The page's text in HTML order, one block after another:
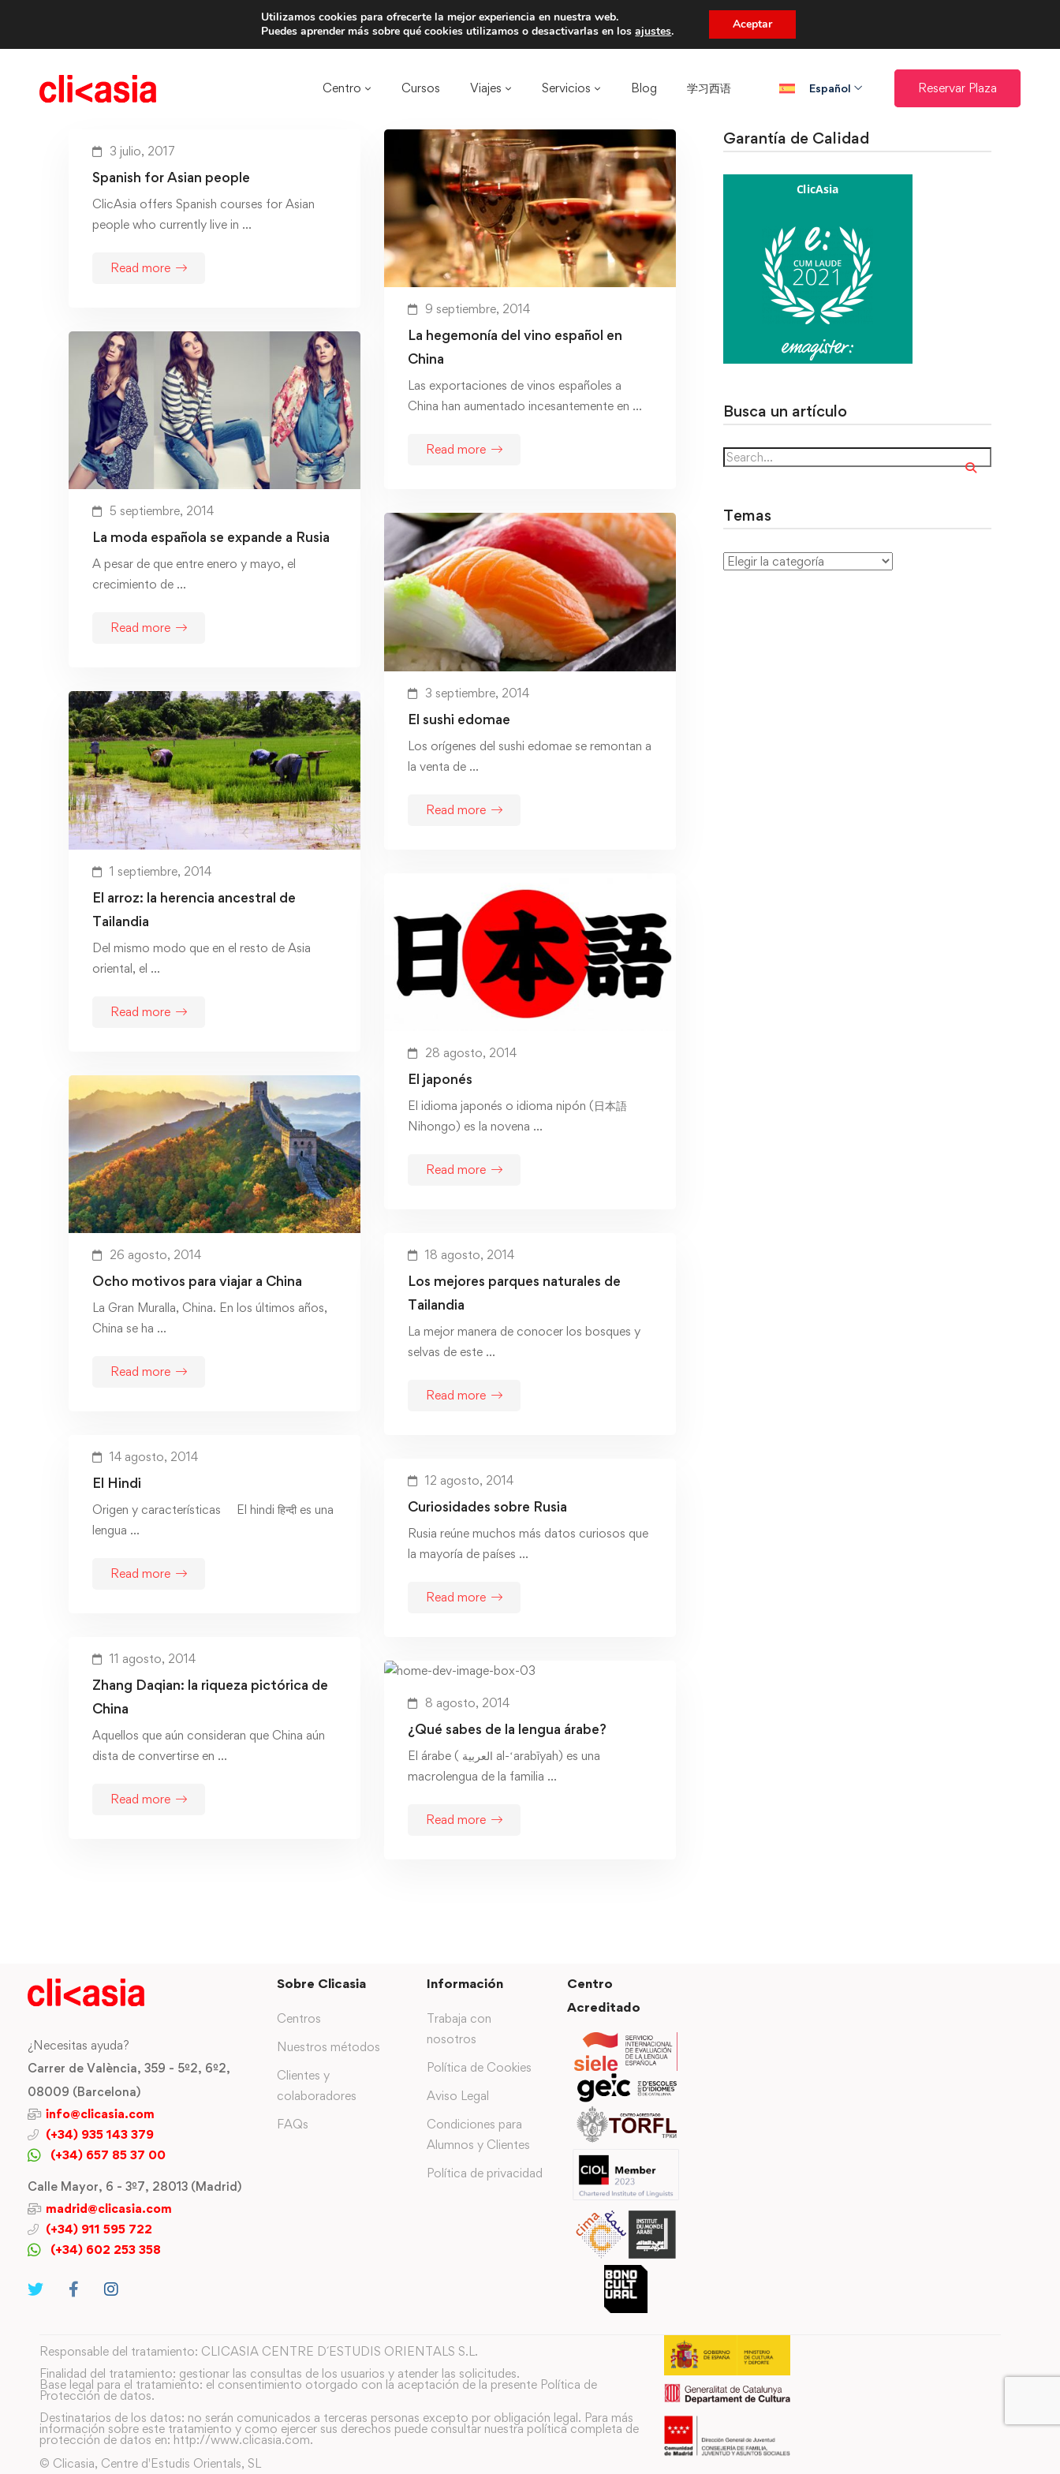
Trae a un amigo y llevaos un total de 75€ de descuento.
Centro Cursos Viajes Servicios Blog 学习西语​ Español Reservar Plaza
3 julio, 2017
Spanish for Asian people
ClicAsia offers Spanish courses for Asian
people who currently live in …
Read more
9 septiembre, 2014
La hegemonía del vino español en
China
Las exportaciones de vinos españoles a
China han aumentado incesantemente en …
Read more
5 septiembre, 2014
La moda española se expande a Rusia
A pesar de que entre enero y mayo, el
crecimiento de …
Read more
3 septiembre, 2014
El sushi edomae
Los orígenes del sushi edomae se remontan a
la venta de …
Read more
1 septiembre, 2014
El arroz: la herencia ancestral de
Tailandia
Del mismo modo que en el resto de Asia
oriental, el …
Read more
28 agosto, 2014
El japonés
El idioma japonés o idioma nipón (日本語
Nihongo) es la novena …
Read more
26 agosto, 2014
Ocho motivos para viajar a China
La Gran Muralla, China. En los últimos años,
China se ha …
Read more
18 agosto, 2014
Los mejores parques naturales de
Tailandia
La mejor manera de conocer los bosques y
selvas de este …
Read more
14 agosto, 2014
El Hindi
Origen y características El hindi हिन्दी es una
lengua …
Read more
12 agosto, 2014
Curiosidades sobre Rusia
Rusia reúne muchos más datos curiosos que
la mayoría de países …
Read more
11 agosto, 2014
Zhang Daqian: la riqueza pictórica de
China
Aquellos que aún consideran que China aún
dista de convertirse en …
Read more
8 agosto, 2014
¿Qué sabes de la lengua árabe?
El árabe ( العربية al-ʻarabīyah) es una
macrolengua de la familia …
Read more
Garantía de Calidad
Busca un artículo
Temas
¿Necesitas ayuda?
Carrer de València, 359 - 5º2, 6º2,
08009 (Barcelona)
info@clicasia.com
(+34) 935 143 379
(+34) 657 85 37 00
Calle Mayor, 6 - 3º7, 28013 (Madrid)
madrid@clicasia.com
(+34) 911 595 722
(+34) 602 253 358
Sobre Clicasia
Centros
Nuestros métodos
Clientes y
colaboradores
FAQs
Información
Trabaja con
nosotros
Política de Cookies
Aviso Legal
Condiciones para
Alumnos y Clientes
Política de privacidad
Centro
Acreditado
Responsable del tratamiento: CLICASIA CENTRE D´ESTUDIS ORIENTALS S.L.
Finalidad del tratamiento: gestionar las consultas de los usuarios y atender las solicitudes.
Base legal para el tratamiento: el consentimiento otorgado con la aceptación de la presente Política de
Protección de datos.
Destinatarios de los datos: no serán comunicados a terceras personas excepto por obligación legal. Para más
información sobre este tratamiento y como ejercer sus derechos puede consultar nuestra política completa de
protección de datos en: http://www.clicasia.com.
© Clicasia, Centre d'Estudis Orientals, SL
Utilizamos cookies para ofrecerte la mejor experiencia en nuestra web.
Puedes aprender más sobre qué cookies utilizamos o desactivarlas en losajustes. Aceptar